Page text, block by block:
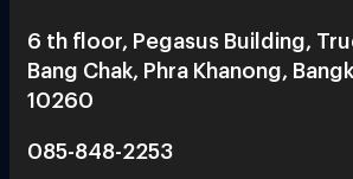
6 th floor, Pegasus Building,
Bang Chak, Phra Khanong,
10260
085-848-2253